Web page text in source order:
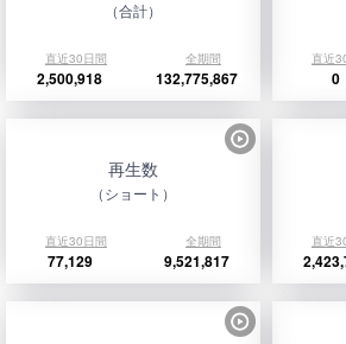
（合計）
直近30日間 全期間
2,500,918 132,775,867
直近
0
再生数
（ショート）
直近30日間 全期間
77,129 9,521,817
直近